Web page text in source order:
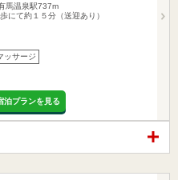
馬温泉駅737m
にて約１５分（送迎あり）
ッサージ
泊プランを見る